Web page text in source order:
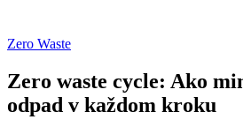
Zero Waste
Zero waste cycle: Ako
odpad v každom kroku